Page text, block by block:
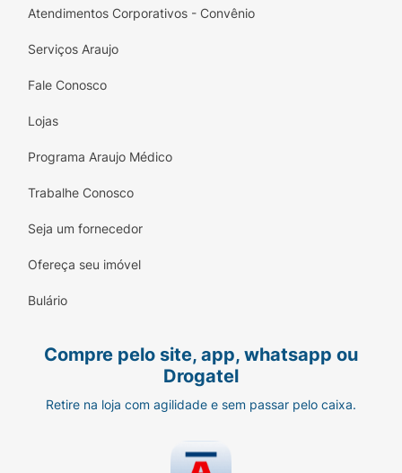
Atendimentos Corporativos - Convênio
Serviços Araujo
Fale Conosco
Lojas
Programa Araujo Médico
Trabalhe Conosco
Seja um fornecedor
Ofereça seu imóvel
Bulário
Compre pelo site, app, whatsapp ou
Drogatel
Retire na loja com agilidade e sem passar pelo caixa.